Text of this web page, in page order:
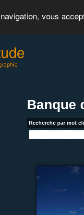
vous
Banque
Recherche par mot